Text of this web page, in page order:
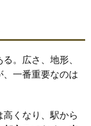
3,130万円 19.2%
2,677万円 18.9%
1,848万円 26.4%
2,543万円 22.1%
。広さ、地形、
一番重要なのは
くなり、駅から